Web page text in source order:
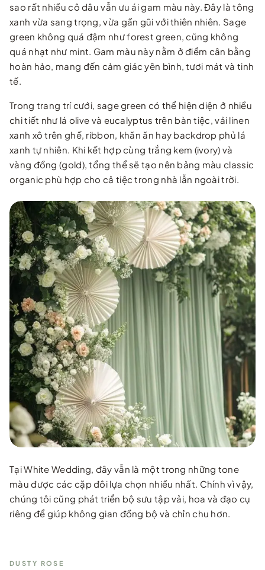
sao rất nhiều cô dâu vẫn ưu ái gam màu này. Đây là tông
xanh vừa sang trọng, vừa gần gũi với thiên nhiên. Sage
green không quá đậm như forest green, cũng không
quá nhạt như mint. Gam màu này nằm ở điểm cân bằng
hoàn hảo, mang đến cảm giác yên bình, tươi mát và tinh
tế.
Trong trang trí cưới, sage green có thể hiện diện ở nhiều
chi tiết như lá olive và eucalyptus trên bàn tiệc, vải linen
xanh xô trên ghế, ribbon, khăn ăn hay backdrop phủ lá
xanh tự nhiên. Khi kết hợp cùng trắng kem (ivory) và
vàng đồng (gold), tổng thể sẽ tạo nên bảng màu classic
organic phù hợp cho cả tiệc trong nhà lẫn ngoài trời.
Tại White Wedding, đây vẫn là một trong những tone
màu được các cặp đôi lựa chọn nhiều nhất. Chính vì vậy,
chúng tôi cũng phát triển bộ sưu tập vải, hoa và đạo cụ
riêng để giúp không gian đồng bộ và chỉn chu hơn.
DUSTY ROSE